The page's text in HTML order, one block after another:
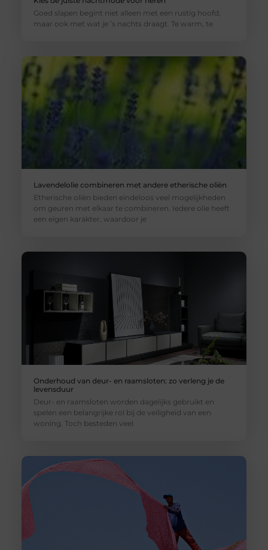
Goed slapen begint niet alleen met een rustig hoofd,
maar ook met wat je ’s nachts draagt. Te warm, te
Lavendelolie combineren met andere etherische oliën
Etherische oliën bieden eindeloos veel mogelijkheden
om geuren met elkaar te combineren. Iedere olie heeft
een eigen karakter, waardoor je
Onderhoud van deur- en raamsloten: zo verleng je de
levensduur
Deur- en raamsloten worden dagelijks gebruikt en
spelen een belangrijke rol bij de veiligheid van een
woning. Toch besteden veel